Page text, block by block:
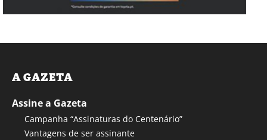
A GAZETA
Assine a Gazeta
Campanha “Assinaturas do Centenário”
Vantagens de ser assinante